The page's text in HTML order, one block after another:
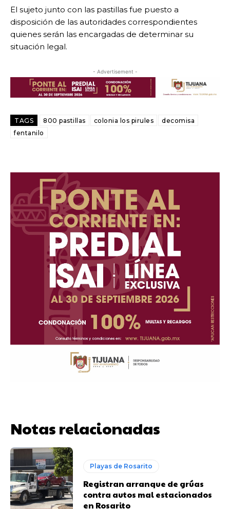
El sujeto junto con las pastillas fue puesto a
disposición de las autoridades correspondientes
quienes serán las encargadas de determinar su
situación legal.
- Advertisement -
TAGS 800 pastillas colonia los pirules
decomisa
fentanilo
Notas relacionadas
Playas de Rosarito
Registran arranque de grúas
contra autos mal estacionados
en Rosarito